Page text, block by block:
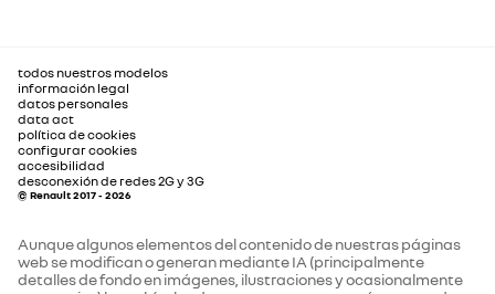
todos nuestros modelos
información legal
datos personales
data act
política de cookies
configurar cookies
accesibilidad
desconexión de redes 2G y 3G
© Renault 2017 - 2026
Aunque algunos elementos del contenido de nuestras páginas
web se modifican o generan mediante IA (principalmente
detalles de fondo en imágenes, ilustraciones y ocasionalmente